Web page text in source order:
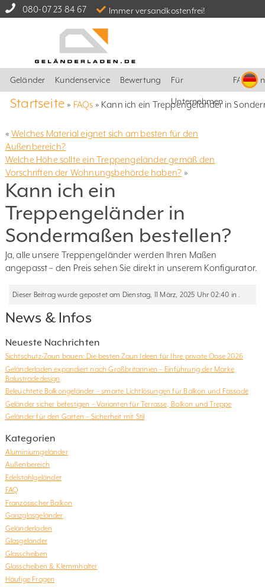
080-07 23 84 67 Immer versandkostenfrei!
Geländer Kundenservice Bewertung Für
Unternehmen
FAQ
Startseite » FAQs » Kann ich ein Treppengeländer in
« Welches Material eignet sich am besten für den
Außenbereich?
Welche Höhe sollte ein Treppengeländer gemäß den
Vorschriften der Wohnungsbehörde haben? »
Kann ich ein
Treppengeländer in
Sondermaßen bestellen?
Ja, alle unsere Treppengeländer werden Ihren Maßen
angepasst – den Preis sehen Sie direkt in unserem Konfigurator.
Dieser Beitrag wurde gepostet am Dienstag, 11 März, 2025 Uhr 02:40 in .
News & Infos
Neueste Nachrichten
Sichtschutz-Zaun bauen: Die besten Zaun Ideen für Ihre private Oase 2026
Geländerladen expandiert nach Großbritannien – Einführung der Marke
Balustradedesign
Beleuchtete Balkongeländer – smarte Lichtlösungen für Balkon und Fassade
Geländer sicher befestigen – Varianten für Terrasse, Balkon und Treppe
Geländer für den Garten – Sicherheit mit Stil
Kategorien
Aluminiumgeländer
Außenbereich
Edelstahlgeländer
FAQ
Französischer Balkon
Ganzglasgeländer
Geländerladen
Glasgeländer
Glasscheiben
Glasscheiben & Klemmhalter
Häufige Fragen